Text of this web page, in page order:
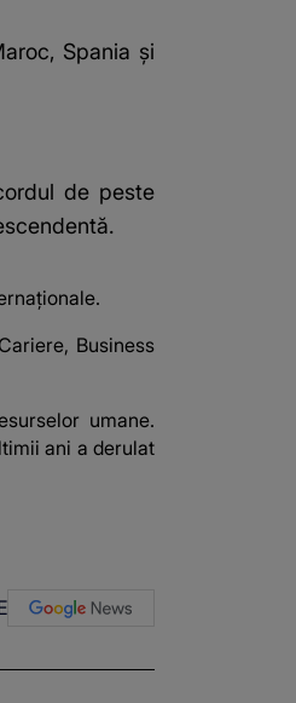
Spania şi
de peste
Business
umane.
ani a derulat